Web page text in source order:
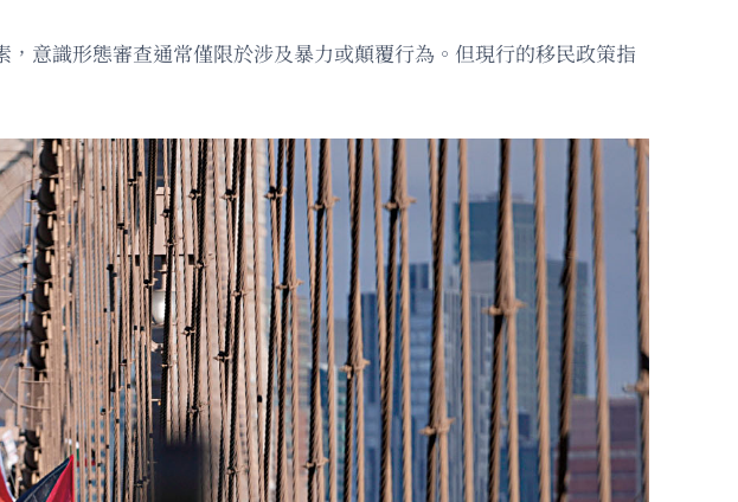
意識形態審查通常僅限於涉及暴力或顛覆行為。但現行的移民政策指